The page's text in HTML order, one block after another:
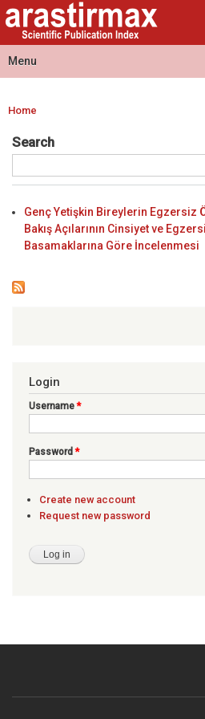
Skip to
main
content
Arastirmax
- Scientific
Publication
Index
Arastirmax
Scientific
Publication
Index
Menu
Main menu
You are here
Home
Search
Genç Yetişkin Bireylerin Egzersiz
Bakış Açılarının Cinsiyet ve
Basamaklarına Göre İncelenmesi
Login
Username*
Password*
Create new account
Request new password